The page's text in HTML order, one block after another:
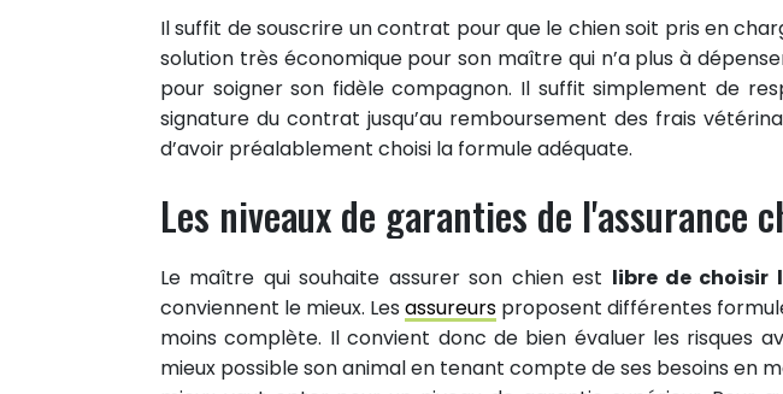
Il suffit de souscrire un contrat pour que le chien soit pris en
solution très économique pour son maître qui n’a plus à
pour soigner son fidèle compagnon. Il suffit simplement de
signature du contrat jusqu’au remboursement des frais
d’avoir préalablement choisi la formule adéquate.
Les niveaux de garanties de l'assurance
Le maître qui souhaite assurer son chien est libre de choisir
conviennent le mieux. Les assureurs proposent différentes
moins complète. Il convient donc de bien évaluer les risques
mieux possible son animal en tenant compte de ses besoins en